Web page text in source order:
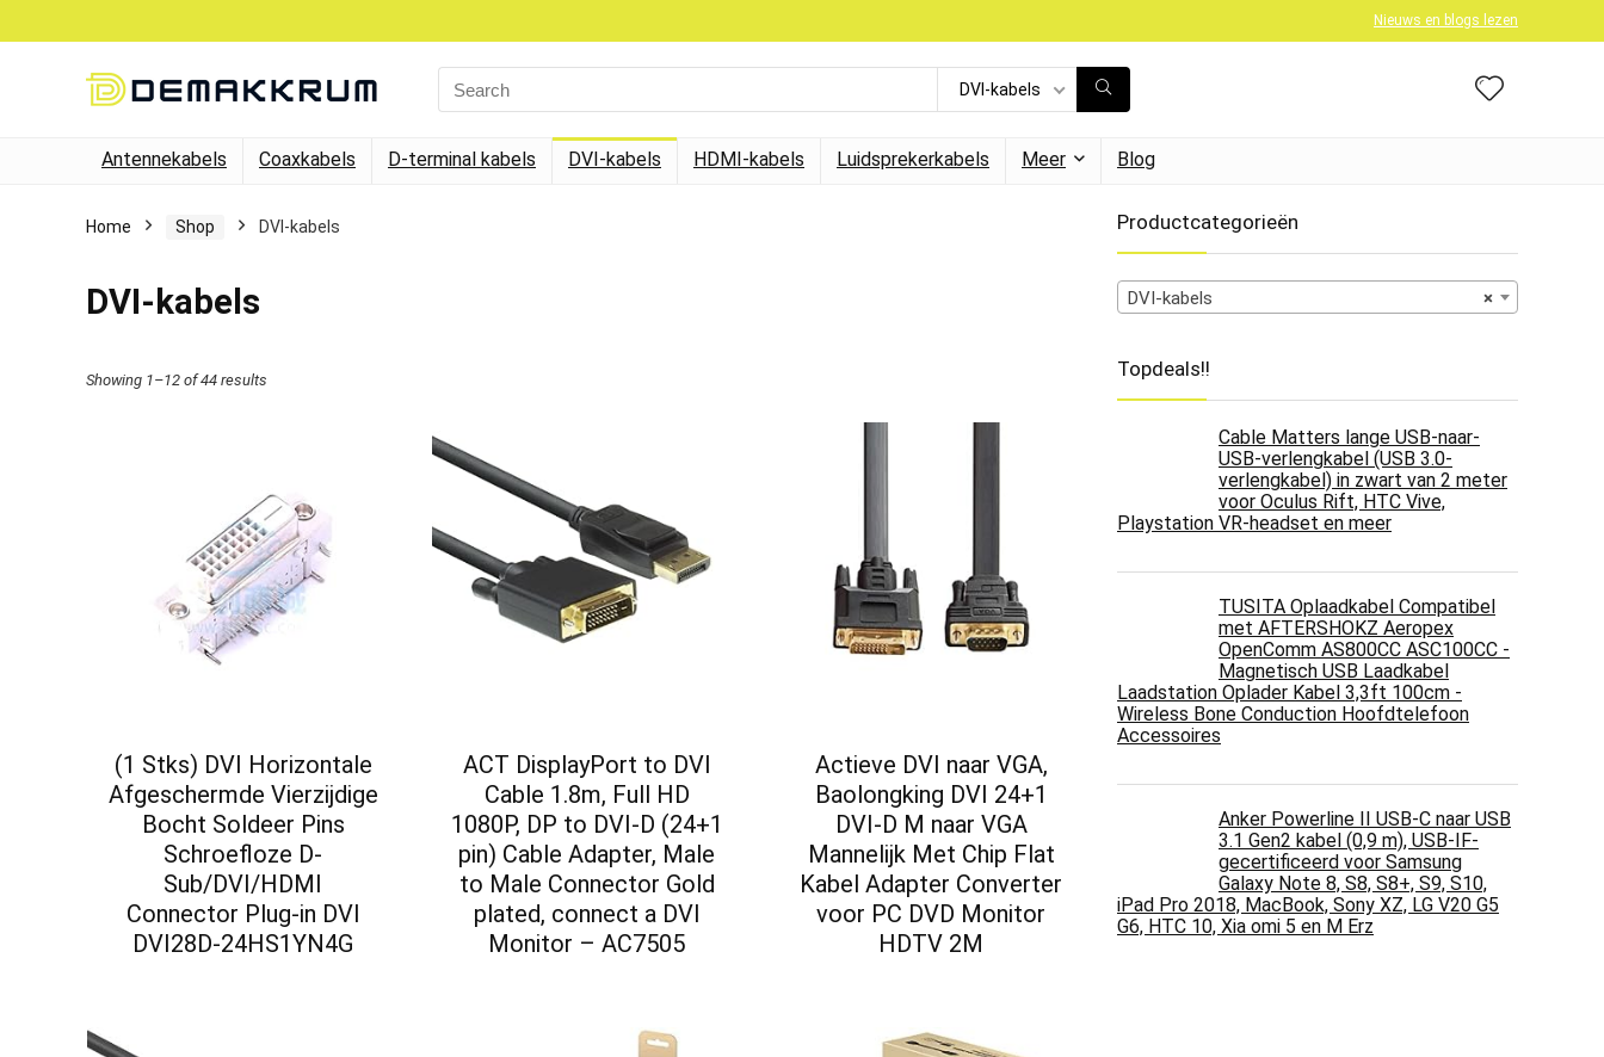
Nieuws en blogs lezen
Search
for:
DVI-kabels
Antennekabels Coaxkabels D-terminal kabels DVI-kabels HDMI-kabels Luidsprekerkabels Meer Blog
Home Shop DVI-kabels
DVI-kabels
Showing 1–12 of 44 results
(1 Stks) DVI Horizontale
Afgeschermde Vierzijdige
Bocht Soldeer Pins
Schroefloze D-
Sub/DVI/HDMI
Connector Plug-in DVI
DVI28D-24HS1YN4G
ACT DisplayPort to DVI
Cable 1.8m, Full HD
1080P, DP to DVI-D (24+1
pin) Cable Adapter, Male
to Male Connector Gold
plated, connect a DVI
Monitor – AC7505
Actieve DVI naar VGA,
Baolongking DVI 24+1
DVI-D M naar VGA
Mannelijk Met Chip Flat
Kabel Adapter Converter
voor PC DVD Monitor
HDTV 2M
Productcategorieën
×
DVI-kabels
Topdeals!!
Cable Matters lange USB-naar-
USB-verlengkabel (USB 3.0-
verlengkabel) in zwart van 2 meter
voor Oculus Rift, HTC Vive,
Playstation VR-headset en meer
TUSITA Oplaadkabel Compatibel
met AFTERSHOKZ Aeropex
OpenComm AS800CC ASC100CC -
Magnetisch USB Laadkabel
Laadstation Oplader Kabel 3,3ft 100cm -
Wireless Bone Conduction Hoofdtelefoon
Accessoires
Anker Powerline II USB-C naar USB
3.1 Gen2 kabel (0,9 m), USB-IF-
gecertificeerd voor Samsung
Galaxy Note 8, S8, S8+, S9, S10,
iPad Pro 2018, MacBook, Sony XZ, LG V20 G5
G6, HTC 10, Xia omi 5 en M Erz